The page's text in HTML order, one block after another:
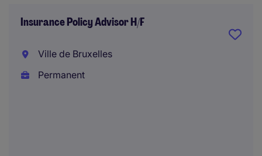
Insurance Policy Advisor H/F
Ville de Bruxelles
Permanent